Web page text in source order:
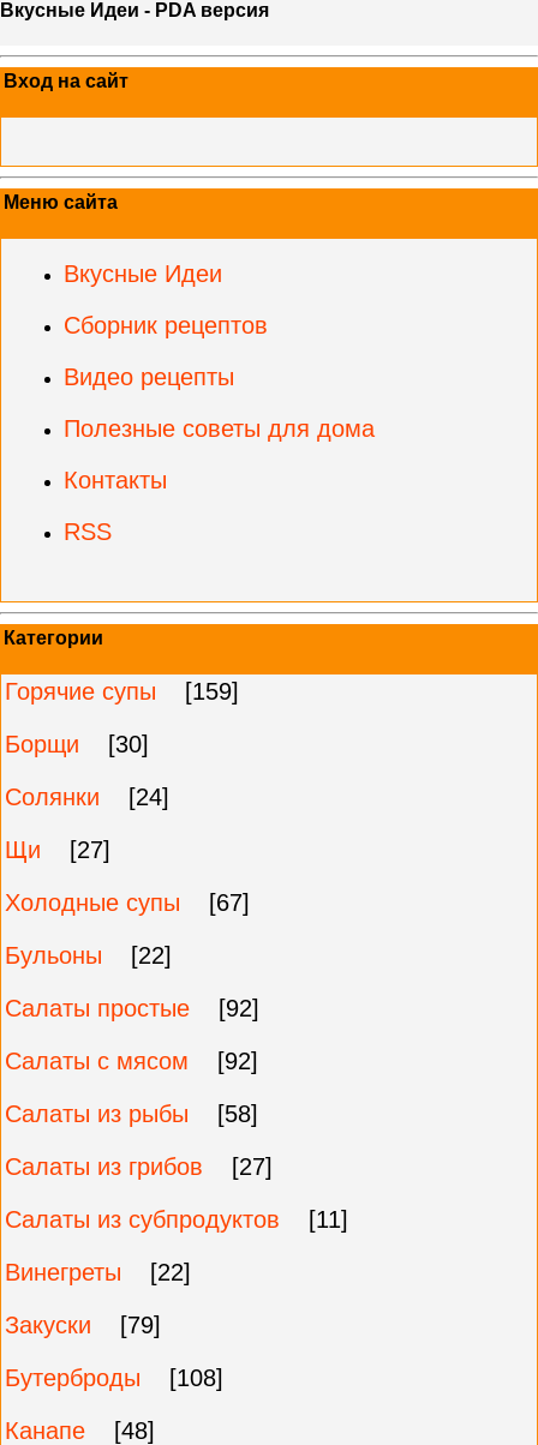
Вкусные Идеи - PDA версия
Вход на сайт
Меню сайта
Вкусные Идеи
Сборник рецептов
Видео рецепты
Полезные советы для дома
Контакты
RSS
Категории
Горячие супы
[159]
Борщи
[30]
Солянки
[24]
Щи
[27]
Холодные супы
[67]
Бульоны
[22]
Салаты простые
[92]
Салаты с мясом
[92]
Салаты из рыбы
[58]
Салаты из грибов
[27]
Салаты из субпродуктов
[11]
Винегреты
[22]
Закуски
[79]
Бутерброды
[108]
Канапе
[48]